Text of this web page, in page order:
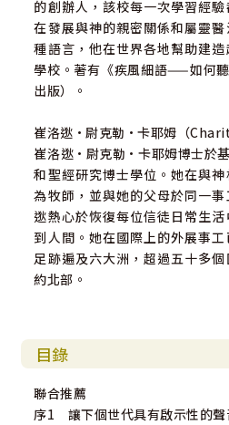
的創辦人，該校每一次學習經
在發展與神的親密關係和屬靈
種語言，他在世界各地幫助建
學校。著有《疾風細語——如何
出版）。
崔洛逖•尉克勒•卡耶姆（
崔洛逖•尉克勒•卡耶姆博士於
和聖經研究博士學位。她在與
為牧師，並與她的父母於同一
逖熱心於恢復每位信徒日常生
到人間。她在國際上的外展事
足跡遍及六大洲，超過五十多
約北部。
目錄
聯合推薦
序1 讓下個世代具有啟示性的聲